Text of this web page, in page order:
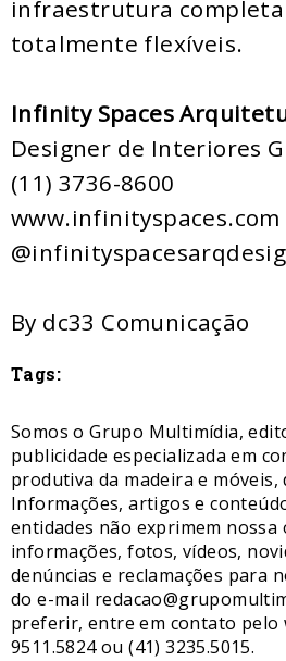
infraestrutura completa
totalmente flexíveis.
Infinity Spaces
Designer de Interiores
(11) 3736-8600
www.infinityspaces.com
By dc33 Comunicação
Tags:
Somos o Grupo Multimídia,
publicidade especializada em
produtiva da madeira e móveis,
Informações, artigos e
entidades não exprimem nossa
informações, fotos, vídeos,
denúncias e reclamações para
do e-mail
preferir, entre em contato pelo
9511.5824 ou (41) 3235.5015.